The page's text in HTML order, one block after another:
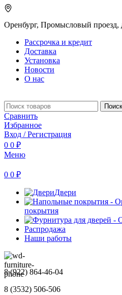
Оренбург, Промысловый
Рассрочка и кредит
Доставка
Установка
Новости
О нас
Поиск
Сравнить
Избранное
Вход / Регистрация
0 0 ₽
Меню
0 0 ₽
Двери
покрытия
Распродажа
Наши работы
8 (922) 864-46-04
8 (3532) 506-506